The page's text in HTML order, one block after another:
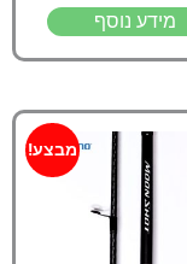
מידע נוסף
מבצע!